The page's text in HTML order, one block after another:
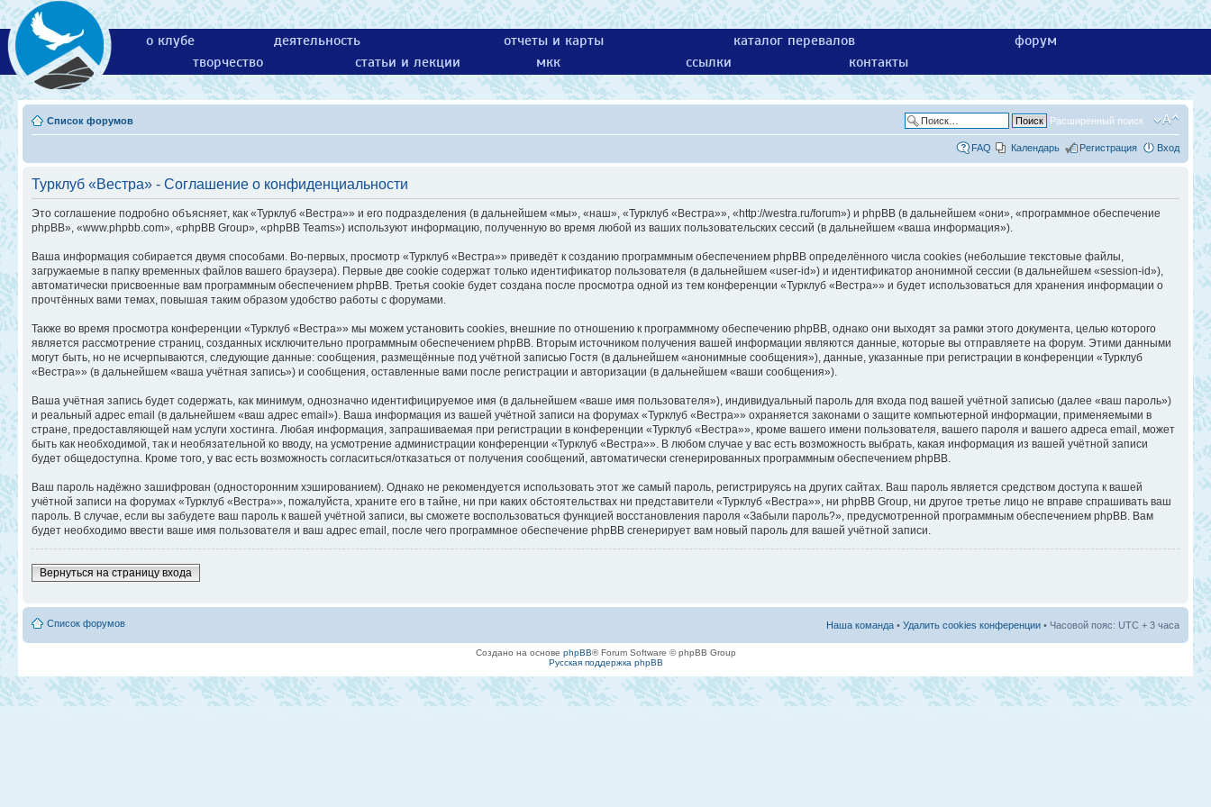
о клубе деятельность отчеты и карты каталог перевалов
форум
творчество
статьи и лекции мкк ссылки контакты
Список форумов Расширенный поиск
FAQ Календарь Регистрация Вход
Турклуб «Вестра» - Соглашение о конфиденциальности
Это соглашение подробно объясняет, как «Турклуб «Вестра»» и его подразделения (в дальнейшем «мы», «наш», «Турклуб «Вестра»», «http://westra.ru/forum») и phpBB (в дальнейшем «они», «программное обеспечение
phpBB», «www.phpbb.com», «phpBB Group», «phpBB Teams») используют информацию, полученную во время любой из ваших пользовательских сессий (в дальнейшем «ваша информация»).
Ваша информация собирается двумя способами. Во-первых, просмотр «Турклуб «Вестра»» приведёт к созданию программным обеспечением phpBB определённого числа cookies (небольшие текстовые файлы,
загружаемые в папку временных файлов вашего браузера). Первые две cookie содержат только идентификатор пользователя (в дальнейшем «user-id») и идентификатор анонимной сессии (в дальнейшем «session-id»),
автоматически присвоенные вам программным обеспечением phpBB. Третья cookie будет создана после просмотра одной из тем конференции «Турклуб «Вестра»» и будет использоваться для хранения информации о
прочтённых вами темах, повышая таким образом удобство работы с форумами.
Также во время просмотра конференции «Турклуб «Вестра»» мы можем установить cookies, внешние по отношению к программному обеспечению phpBB, однако они выходят за рамки этого документа, целью которого
является рассмотрение страниц, созданных исключительно программным обеспечением phpBB. Вторым источником получения вашей информации являются данные, которые вы отправляете на форум. Этими данными
могут быть, но не исчерпываются, следующие данные: сообщения, размещённые под учётной записью Гостя (в дальнейшем «анонимные сообщения»), данные, указанные при регистрации в конференции «Турклуб
«Вестра»» (в дальнейшем «ваша учётная запись») и сообщения, оставленные вами после регистрации и авторизации (в дальнейшем «ваши сообщения»).
Ваша учётная запись будет содержать, как минимум, однозначно идентифицируемое имя (в дальнейшем «ваше имя пользователя»), индивидуальный пароль для входа под вашей учётной записью (далее «ваш пароль»)
и реальный адрес email (в дальнейшем «ваш адрес email»). Ваша информация из вашей учётной записи на форумах «Турклуб «Вестра»» охраняется законами о защите компьютерной информации, применяемыми в
стране, предоставляющей нам услуги хостинга. Любая информация, запрашиваемая при регистрации в конференции «Турклуб «Вестра»», кроме вашего имени пользователя, вашего пароля и вашего адреса email, может
быть как необходимой, так и необязательной ко вводу, на усмотрение администрации конференции «Турклуб «Вестра»». В любом случае у вас есть возможность выбрать, какая информация из вашей учётной записи
будет общедоступна. Кроме того, у вас есть возможность согласиться/отказаться от получения сообщений, автоматически сгенерированных программным обеспечением phpBB.
Ваш пароль надёжно зашифрован (односторонним хэшированием). Однако не рекомендуется использовать этот же самый пароль, регистрируясь на других сайтах. Ваш пароль является средством доступа к вашей
учётной записи на форумах «Турклуб «Вестра»», пожалуйста, храните его в тайне, ни при каких обстоятельствах ни представители «Турклуб «Вестра»», ни phpBB Group, ни другое третье лицо не вправе спрашивать ваш
пароль. В случае, если вы забудете ваш пароль к вашей учётной записи, вы сможете воспользоваться функцией восстановления пароля «Забыли пароль?», предусмотренной программным обеспечением phpBB. Вам
будет необходимо ввести ваше имя пользователя и ваш адрес email, после чего программное обеспечение phpBB сгенерирует вам новый пароль для вашей учётной записи.
Вернуться на страницу входа
Список форумов Наша команда • Удалить cookies конференции • Часовой пояс: UTC + 3 часа
Создано на основе phpBB® Forum Software © phpBB Group
Русская поддержка phpBB